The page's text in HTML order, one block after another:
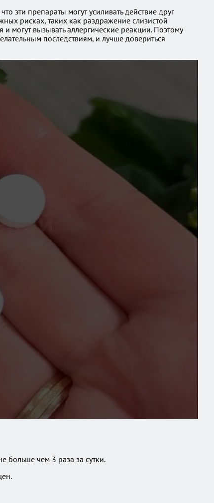
эти препараты могут усиливать действие друг
рисках, таких как раздражение слизистой
могут вызывать аллергические реакции. Поэтому
последствиям, и лучше довериться
больше чем 3 раза за сутки.